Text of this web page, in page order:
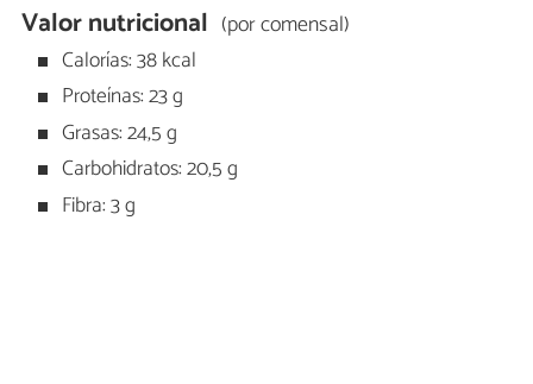
Valor nutricional (por comensal)
Calorías: 38 kcal
Proteínas: 23 g
Grasas: 24,5 g
Carbohidratos: 20,5 g
Fibra: 3 g